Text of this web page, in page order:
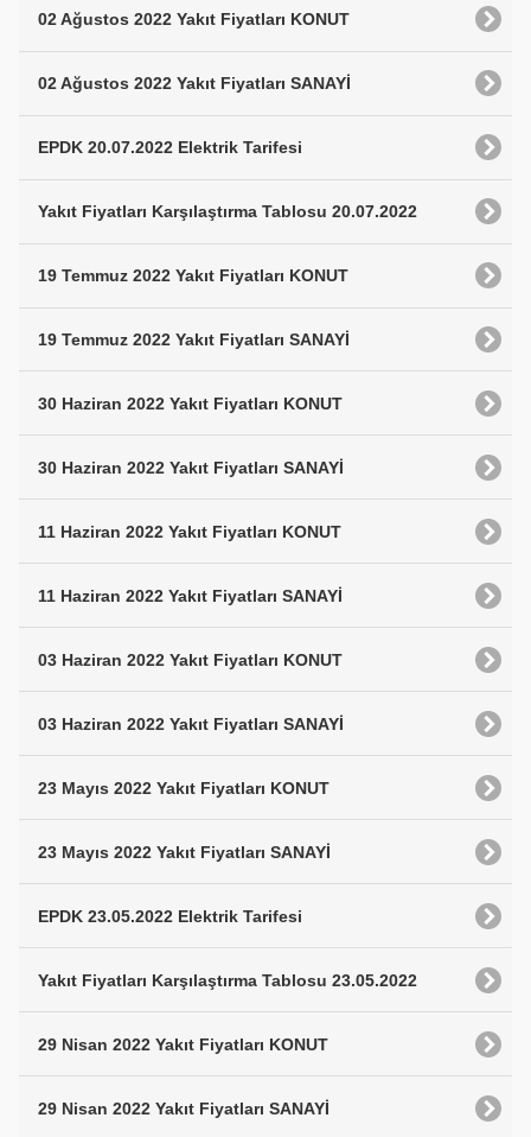
02 Ağustos 2022 Yakıt Fiyatları KONUT
02 Ağustos 2022 Yakıt Fiyatları SANAYİ
EPDK 20.07.2022 Elektrik Tarifesi
Yakıt Fiyatları Karşılaştırma Tablosu 20.07.2022
19 Temmuz 2022 Yakıt Fiyatları KONUT
19 Temmuz 2022 Yakıt Fiyatları SANAYİ
30 Haziran 2022 Yakıt Fiyatları KONUT
30 Haziran 2022 Yakıt Fiyatları SANAYİ
11 Haziran 2022 Yakıt Fiyatları KONUT
11 Haziran 2022 Yakıt Fiyatları SANAYİ
03 Haziran 2022 Yakıt Fiyatları KONUT
03 Haziran 2022 Yakıt Fiyatları SANAYİ
23 Mayıs 2022 Yakıt Fiyatları KONUT
23 Mayıs 2022 Yakıt Fiyatları SANAYİ
EPDK 23.05.2022 Elektrik Tarifesi
Yakıt Fiyatları Karşılaştırma Tablosu 23.05.2022
29 Nisan 2022 Yakıt Fiyatları KONUT
29 Nisan 2022 Yakıt Fiyatları SANAYİ